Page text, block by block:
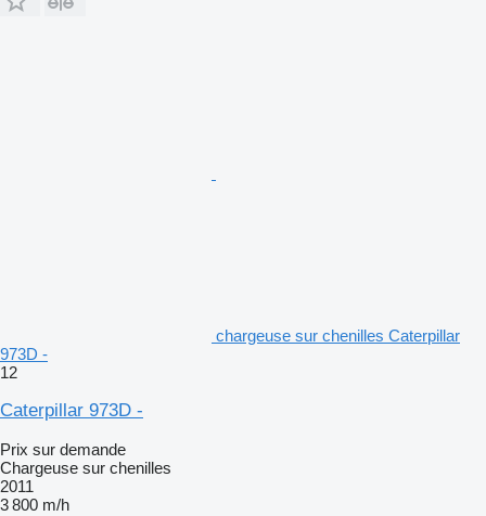
chargeuse sur chenilles Caterpillar
973D -
12
Caterpillar 973D -
Prix sur demande
Chargeuse sur chenilles
2011
3 800 m/h